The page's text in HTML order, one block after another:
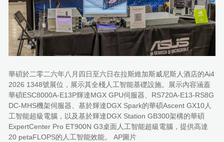
華碩於二零二六年八月四日至六日在拉斯維加斯威尼斯人酒店的Ai4
2026 1348號展位，展示其全棧人工智能基礎設施。展示內容涵蓋
華碩ESC8000A-E13P輝達MGX GPU伺服器、RS720A-E13-RS8G
DC-MHS機架伺服器、基於輝達DGX Spark的華碩Ascent GX10人
工智能超級電腦，以及基於輝達DGX Station GB300架構的華碩
ExpertCenter Pro ET900N G3桌面人工智能超級電腦，提供高達
20 petaFLOPS的人工智能效能。 AP圖片